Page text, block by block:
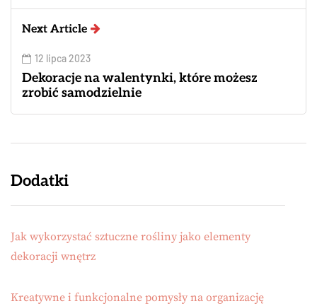
Next Article
12 lipca 2023
Dekoracje na walentynki, które możesz
zrobić samodzielnie
Dodatki
Jak wykorzystać sztuczne rośliny jako elementy
dekoracji wnętrz
Kreatywne i funkcjonalne pomysły na organizację